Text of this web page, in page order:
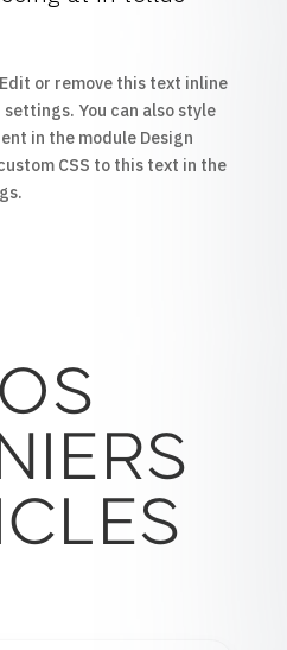
or remove this text inline
You can also style
in the module Design
CSS to this text in the